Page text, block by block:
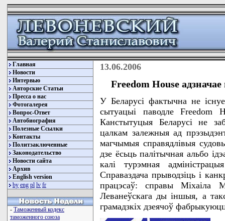
Главная
Новости
Интервью
Авторские Статьи
Пресса о нас
Фотогалерея
Вопрос-Ответ
Автобиография
Полезные Ссылки
Контакты
Политзаключенные
Законодательство
Новости сайта
Архив
English version
by eng pl lv fr
- Таможенный кодекс
таможенного союза
13.06.2006
Freedom House
У Беларусі фактычна не
сытуацыі паводле Freedom
Канстытуцыя Беларусі не
цалкам залежныя ад
магчымыя справядлівыя
дзе ёсьць палітычная альбо
калі турэмная
Справаздача прыводзіць і
працэсаў: справы Міхаіла
Леванеўскага ды іншыя, а
грамадзкіх дзеячоў